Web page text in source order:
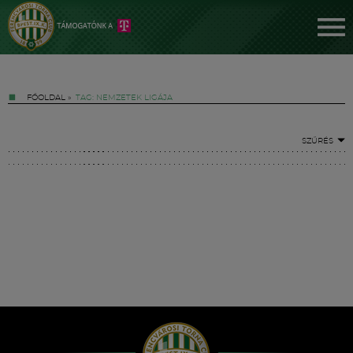
FŐOLDAL » TAG: NEMZETEK LIGÁJA
SZŰRÉS
Hírek